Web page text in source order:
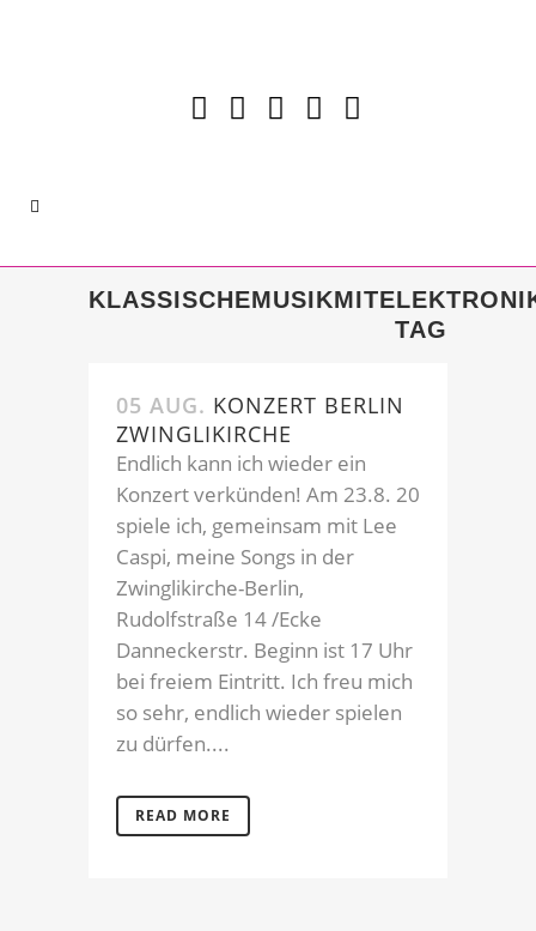
TAG
05 AUG. KONZERT BERLIN
ZWINGLIKIRCHE
Endlich kann ich wieder ein
Konzert verkünden! Am 23.8. 20
spiele ich, gemeinsam mit Lee
Caspi, meine Songs in der
Zwinglikirche-Berlin,
Rudolfstraße 14 /Ecke
Danneckerstr. Beginn ist 17 Uhr
bei freiem Eintritt. Ich freu mich
so sehr, endlich wieder spielen
zu dürfen....
READ MORE